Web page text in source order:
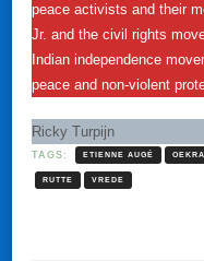
peace activists and their
Jr. and the civil rights
Indian independence
peace and non-violent
Ricky Turpijn
TAGS: ETIENNE AUGÉ
RUTTE VREDE